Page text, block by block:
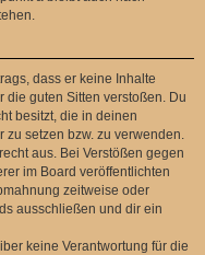
dass er keine Inhalte
guten Sitten verstoßen. Du
besitzt, die in deinen
setzen bzw. zu verwenden.
aus. Bei Verstößen gegen
im Board veröffentlichten
zeitweise oder
ausschließen und dir ein
keine Verantwortung für die